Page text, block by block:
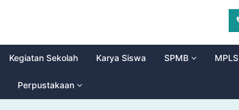
Kegiatan Sekolah Karya Siswa SPMB MPLS
Perpustakaan